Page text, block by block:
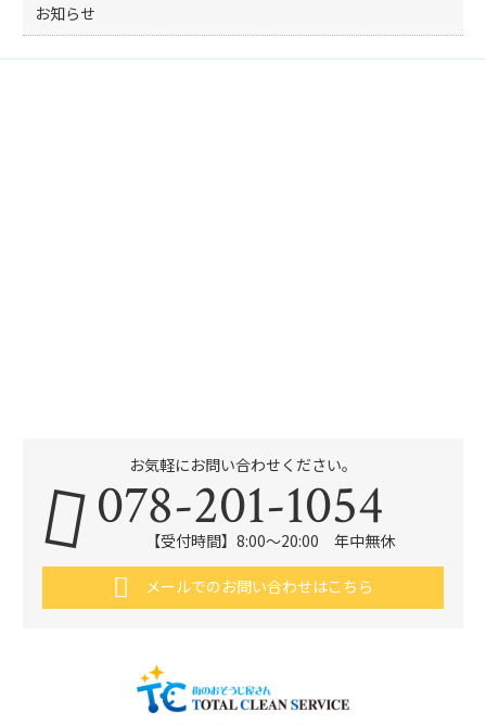
お知らせ
お気軽にお問い合わせください。
078-201-1054
【受付時間】8:00～20:00 年中無休
メールでのお問い合わせはこちら